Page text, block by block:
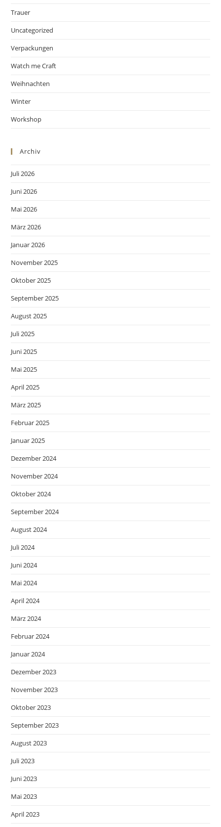
Trauer
Uncategorized
Verpackungen
Watch me Craft
Weihnachten
Winter
Workshop
Archiv
Juli 2026
Juni 2026
Mai 2026
März 2026
Januar 2026
November 2025
Oktober 2025
September 2025
August 2025
Juli 2025
Juni 2025
Mai 2025
April 2025
März 2025
Februar 2025
Januar 2025
Dezember 2024
November 2024
Oktober 2024
September 2024
August 2024
Juli 2024
Juni 2024
Mai 2024
April 2024
März 2024
Februar 2024
Januar 2024
Dezember 2023
November 2023
Oktober 2023
September 2023
August 2023
Juli 2023
Juni 2023
Mai 2023
April 2023